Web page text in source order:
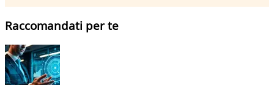
Raccomandati per te